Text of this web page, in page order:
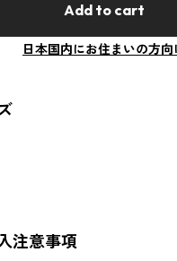
Add to cart
日本国内にお住まいの方向
注意事項